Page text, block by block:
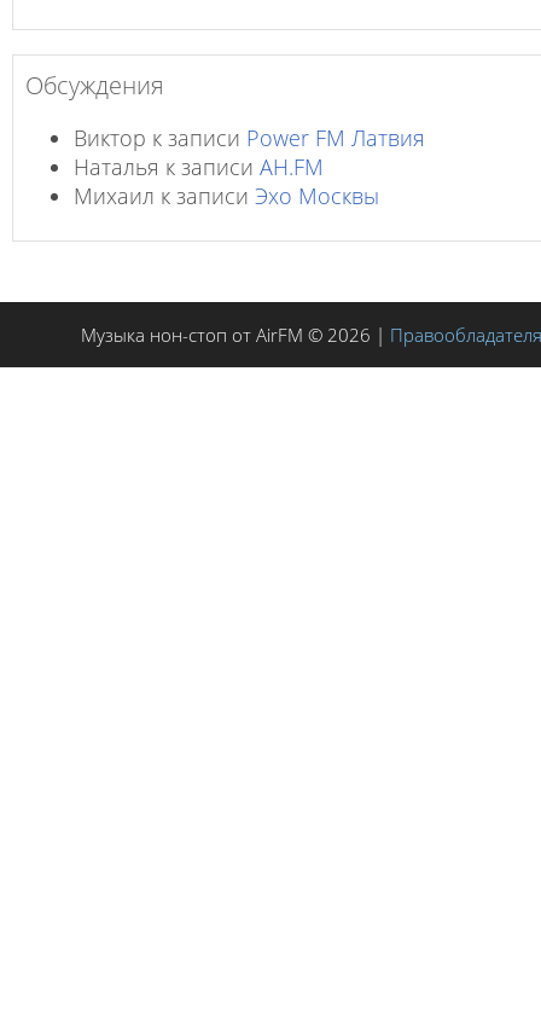
Обсуждения
Виктор к записи Power FM Латвия
Наталья к записи AH.FM
Михаил к записи Эхо Москвы
Музыка нон-стоп от AirFM © 2026 |